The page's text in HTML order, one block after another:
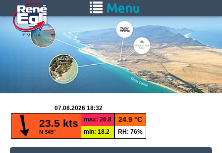
to
main
content
navigation